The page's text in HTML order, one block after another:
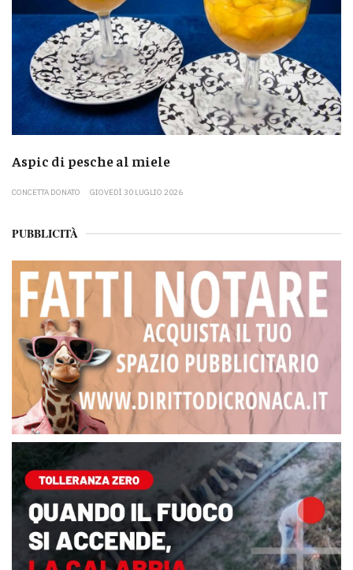
Aspic di pesche al miele
CONCETTA DONATO GIOVEDÌ 30 LUGLIO 2026
PUBBLICITÀ